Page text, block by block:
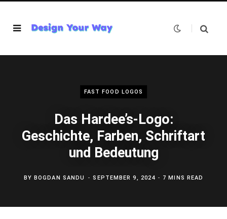
FAST FOOD LOGOS
Das Hardee’s-Logo:
Geschichte, Farben, Schriftart
und Bedeutung
BYBOGDAN SANDU SEPTEMBER 9, 2024 7 MINS READ